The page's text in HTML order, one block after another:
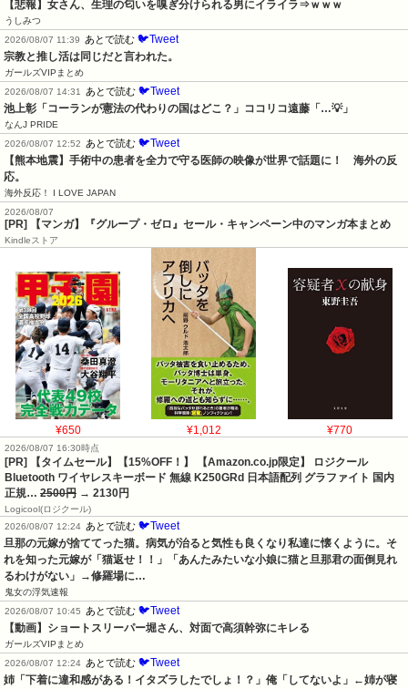
【悲報】女さん、生理の匂いを嗅ぎ分けられる男にイライラ⇒ｗｗｗ
うしみつ
2026/08/07 11:39
あとで読む 🐦Tweet
宗教と推し活は同じだと言われた。
ガールズVIPまとめ
2026/08/07 14:31
あとで読む 🐦Tweet
池上彰「コーランが憲法の代わりの国はどこ？」ココリコ遠藤「…💡」
なんJ PRIDE
2026/08/07 12:52
あとで読む 🐦Tweet
【熊本地震】手術中の患者を全力で守る医師の映像が世界で話題に！　海外の反
応。
海外反応！ I LOVE JAPAN
2026/08/07
[PR] 【マンガ】『グループ・ゼロ』セール・キャンペーン中のマンガ本まとめ
Kindleストア
¥650 ¥1,012 ¥770
2026/08/07 16:30時点
[PR] 【タイムセール】【15%OFF！】 【Amazon.co.jp限定】 ロジクール
Bluetooth ワイヤレスキーボード 無線 K250GRd 日本語配列 グラファイト 国内
正規… 2500円 → 2130円
Logicool(ロジクール)
2026/08/07 12:24 あとで読む 🐦Tweet
旦那の元嫁が捨ててった猫。病気が治ると気性も良くなり私達に懐くように。そ
れを知った元嫁が「猫返せ！！」「あんたみたいな小娘に猫と旦那君の面倒見れ
るわけがない」→修羅場に…
鬼女の浮気速報
2026/08/07 10:45
あとで読む 🐦Tweet
【動画】ショートスリーパー堀さん、対面で高須幹弥にキレる
ガールズVIPまとめ
2026/08/07 12:24 あとで読む 🐦Tweet
姉「下着に違和感がある！イタズラしたでしょ！？」俺「してないよ」←姉が寝